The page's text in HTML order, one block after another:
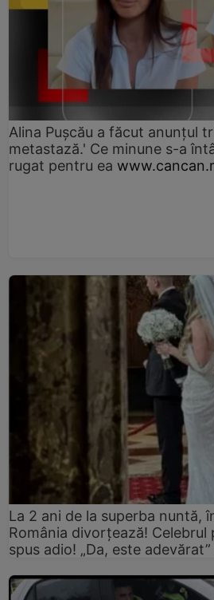
Alina Pușcău a făcut anunțul
metastază.' Ce minune s-a
rugat pentru ea
La 2 ani de la superba nuntă,
România divorțează!
spus adio! „Da, este adevărat”